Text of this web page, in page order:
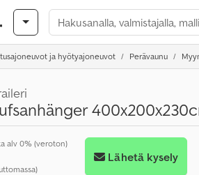
ja hyötyajoneuvot Perävaunu
alv 0% (veroton)
Lähetä kysely